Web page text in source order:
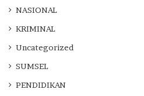
NASIONAL
KRIMINAL
Uncategorized
SUMSEL
PENDIDIKAN